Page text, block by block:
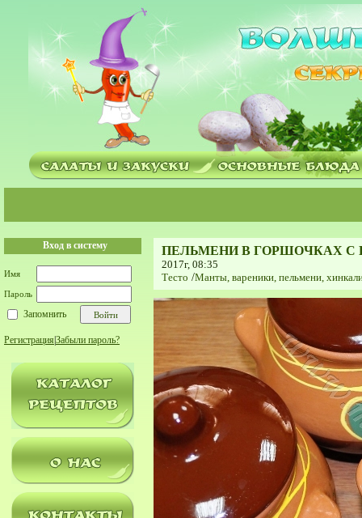
Вход в систему
Имя
Пароль
Запомнить
Регистрация Забыли пароль?
ПЕЛЬМЕНИ В ГОРШОЧКАХ
2017г, 08:35
Тесто /Мaнты, вареники, пельмени,